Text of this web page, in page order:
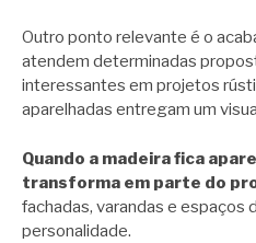
Outro ponto relevante é o
atendem determinadas
interessantes em projetos
aparelhadas entregam um
Quando a madeira fica
transforma em parte do
fachadas, varandas e espaços
personalidade.